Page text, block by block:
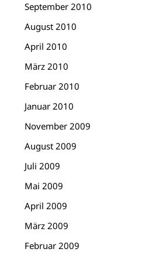
September 2010
August 2010
April 2010
März 2010
Februar 2010
Januar 2010
November 2009
August 2009
Juli 2009
Mai 2009
April 2009
März 2009
Februar 2009